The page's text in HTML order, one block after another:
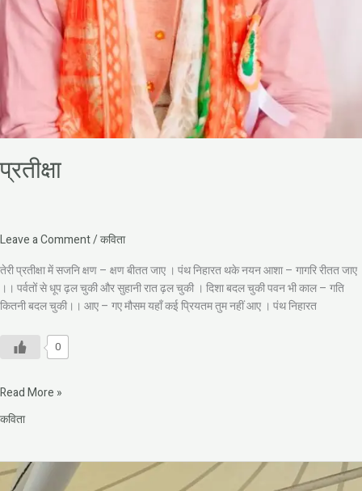
प्रतीक्षा
Leave a Comment/कविता
तेरी प्रतीक्षा में सजनि क्षण – क्षण बीतत जाए । पंथ निहारत थके नयन आशा – गागरि रीतत जाए
।। पर्वतों से धूप ढ़ल चुकी और सुहानी रात ढ़ल चुकी । दिशा बदल चुकी पवन भी काल – गति
कितनी बदल चुकी।। आए – गए मौसम यहॉं कई प्रियतम तुम नहीं आए । पंथ निहारत
0
Read More »
कविता
शहादत